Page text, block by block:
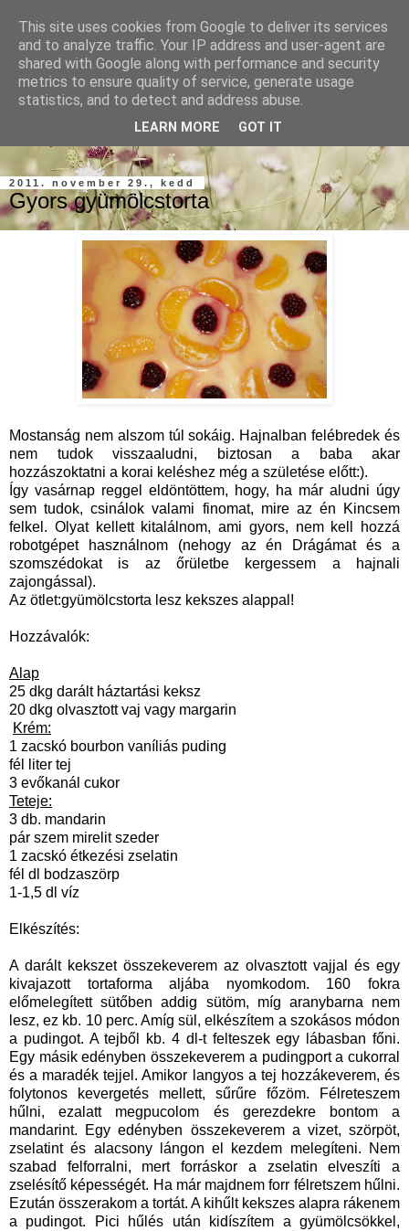
szárnypróbálgatások a konyhában, gondolatok, emlékek,
2011. november 29., kedd
Gyors gyümölcstorta
Mostanság nem alszom túl sokáig. Hajnalban felébredek és
nem tudok visszaaludni, biztosan a baba akar
hozzászoktatni a korai keléshez még a születése előtt:).
Így vasárnap reggel eldöntöttem, hogy, ha már aludni úgy
sem tudok, csinálok valami finomat, mire az én Kincsem
felkel. Olyat kellett kitalálnom, ami gyors, nem kell hozzá
robotgépet használnom (nehogy az én Drágámat és a
szomszédokat is az őrületbe kergessem a hajnali
zajongással).
Az ötlet:gyümölcstorta lesz kekszes alappal!
Hozzávalók:
Alap
25 dkg darált háztartási keksz
20 dkg olvasztott vaj vagy margarin
Krém:
1 zacskó bourbon vaníliás puding
fél liter tej
3 evőkanál cukor
Teteje:
3 db. mandarin
pár szem mirelit szeder
1 zacskó étkezési zselatin
fél dl bodzaszörp
1-1,5 dl víz
Elkészítés:
A darált kekszet összekeverem az olvasztott vajjal és egy
kivajazott tortaforma aljába nyomkodom. 160 fokra
előmelegített sütőben addig sütöm, míg aranybarna nem
lesz, ez kb. 10 perc. Amíg sül, elkészítem a szokásos módon
a pudingot. A tejből kb. 4 dl-t felteszek egy lábasban főni.
Egy másik edényben összekeverem a pudingport a cukorral
és a maradék tejjel. Amikor langyos a tej hozzákeverem, és
folytonos kevergetés mellett, sűrűre főzöm. Félreteszem
hűlni, ezalatt megpucolom és gerezdekre bontom a
mandarint. Egy edényben összekeverem a vizet, szörpöt,
zselatint és alacsony lángon el kezdem melegíteni. Nem
szabad felforralni, mert forráskor a zselatin elveszíti a
zselésítő képességét. Ha már majdnem forr félretszem hűlni.
Ezután összerakom a tortát. A kihűlt kekszes alapra rákenem
a pudingot. Pici hűlés után kidíszítem a gyümölcsökkel,
This site uses cookies from Google to deliver its services
and to analyze traffic. Your IP address and user-agent are
shared with Google along with performance and security
metrics to ensure quality of service, generate usage
statistics, and to detect and address abuse.
LEARN MORE GOT IT